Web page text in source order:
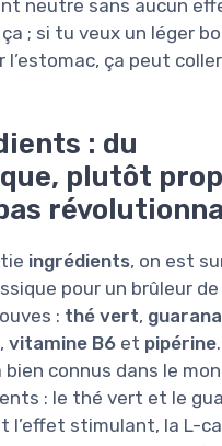
neutre sans aucun
ça ; si tu veux un léger
l’estomac, ça peut
: du
plutôt
ingrédients, on est
pour un brûleur
: thé vert, guarana
, vitamine B6 et pipérine
connus dans le
: le thé vert et le
l’effet stimulant, la L-